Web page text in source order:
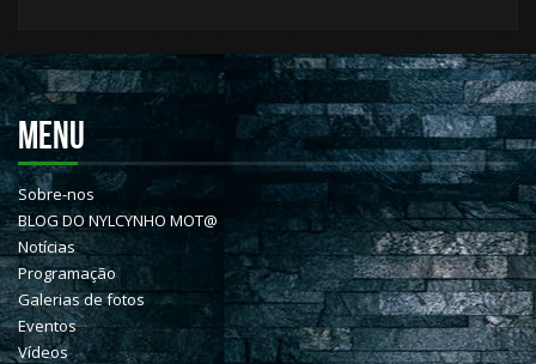
MENU
Sobre-nos
BLOG DO NYLCYNHO MOT@
Notícias
Programação
Galerias de fotos
Eventos
Vídeos